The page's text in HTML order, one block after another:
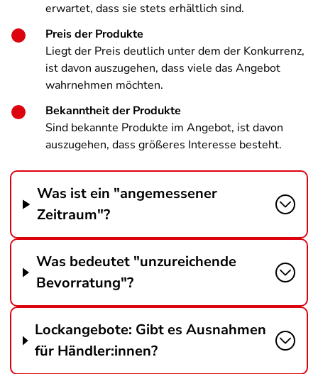
erwartet, dass sie stets erhältlich sind.
Preis der Produkte
Liegt der Preis deutlich unter dem der Konkurrenz,
ist davon auszugehen, dass viele das Angebot
wahrnehmen möchten.
Bekanntheit der Produkte
Sind bekannte Produkte im Angebot, ist davon
auszugehen, dass größeres Interesse besteht.
Was ist ein "angemessener
Zeitraum"?
Was bedeutet "unzureichende
Bevorratung"?
Lockangebote: Gibt es Ausnahmen
für Händler:innen?